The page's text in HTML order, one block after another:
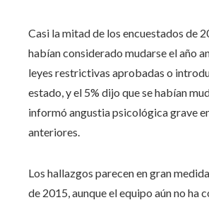
Casi la mitad de los encuestados de
habían considerado mudarse el año
leyes restrictivas aprobadas o
estado, y el 5% dijo que se habían
informó angustia psicológica grave
anteriores.
Los hallazgos parecen en gran
de 2015, aunque el equipo aún no ha